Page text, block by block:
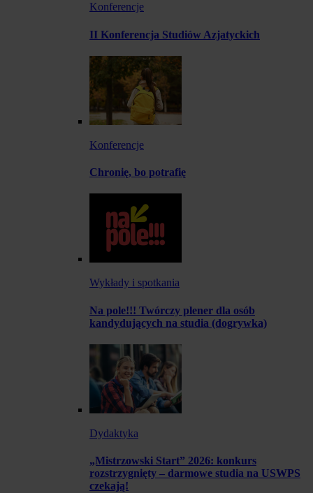
Konferencje
II Konferencja Studiów Azjatyckich
Konferencje
Chronię, bo potrafię
Wykłady i spotkania
Na pole!!! Twórczy plener dla osób
kandydujących na studia (dogrywka)
Dydaktyka
„Mistrzowski Start” 2026: konkurs
rozstrzygnięty – darmowe studia na USWPS
czekają!